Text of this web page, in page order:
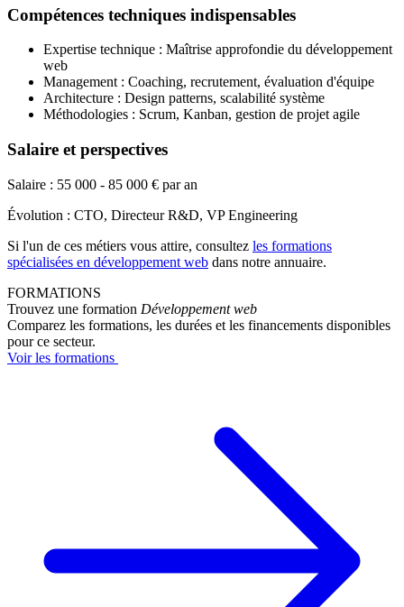
Compétences techniques indispensables
Expertise technique : Maîtrise approfondie du développement
web
Management : Coaching, recrutement, évaluation d'équipe
Architecture : Design patterns, scalabilité système
Méthodologies : Scrum, Kanban, gestion de projet agile
Salaire et perspectives
Salaire : 55 000 - 85 000 € par an
Évolution : CTO, Directeur R&D, VP Engineering
Si l'un de ces métiers vous attire, consultez les formations
spécialisées en développement web dans notre annuaire.
FORMATIONS
Trouvez une formation Développement web
Comparez les formations, les durées et les financements disponibles
pour ce secteur.
Voir les formations